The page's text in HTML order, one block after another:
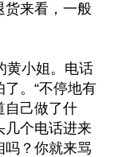
货来看，一般
黄小姐。电话
。“不停地有
自己做了什
几个电话进来
吗？你就来骂